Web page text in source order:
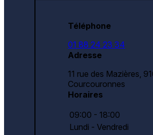
Téléphone
01 88 24 23 34
Adresse
11 rue des Mazières,
Courcouronnes
Horaires
09:00 - 18:00
Lundi - Vendredi